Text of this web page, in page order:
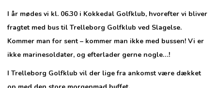
I år mødes vi kl. 06.30 i Kokkedal Golfklub, hvorefter vi bliver
fragtet med bus til Trelleborg Golfklub ved Slagelse.
Kommer man for sent – kommer man ikke med bussen! Vi er
ikke marinesoldater, og efterlader gerne nogle…!
I Trelleborg Golfklub vil der lige fra ankomst være dækket